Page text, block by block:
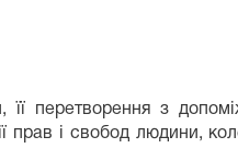
перетворення з
і свобод людини,